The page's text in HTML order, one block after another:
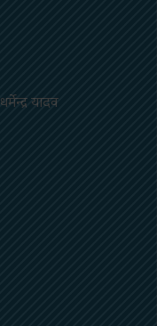
धर्मेन्द्र यादव